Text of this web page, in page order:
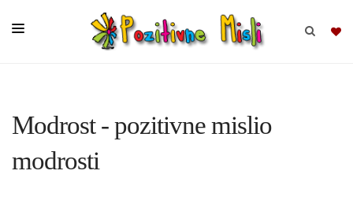
MISLI
Modrost - pozitivne mislio
modrosti